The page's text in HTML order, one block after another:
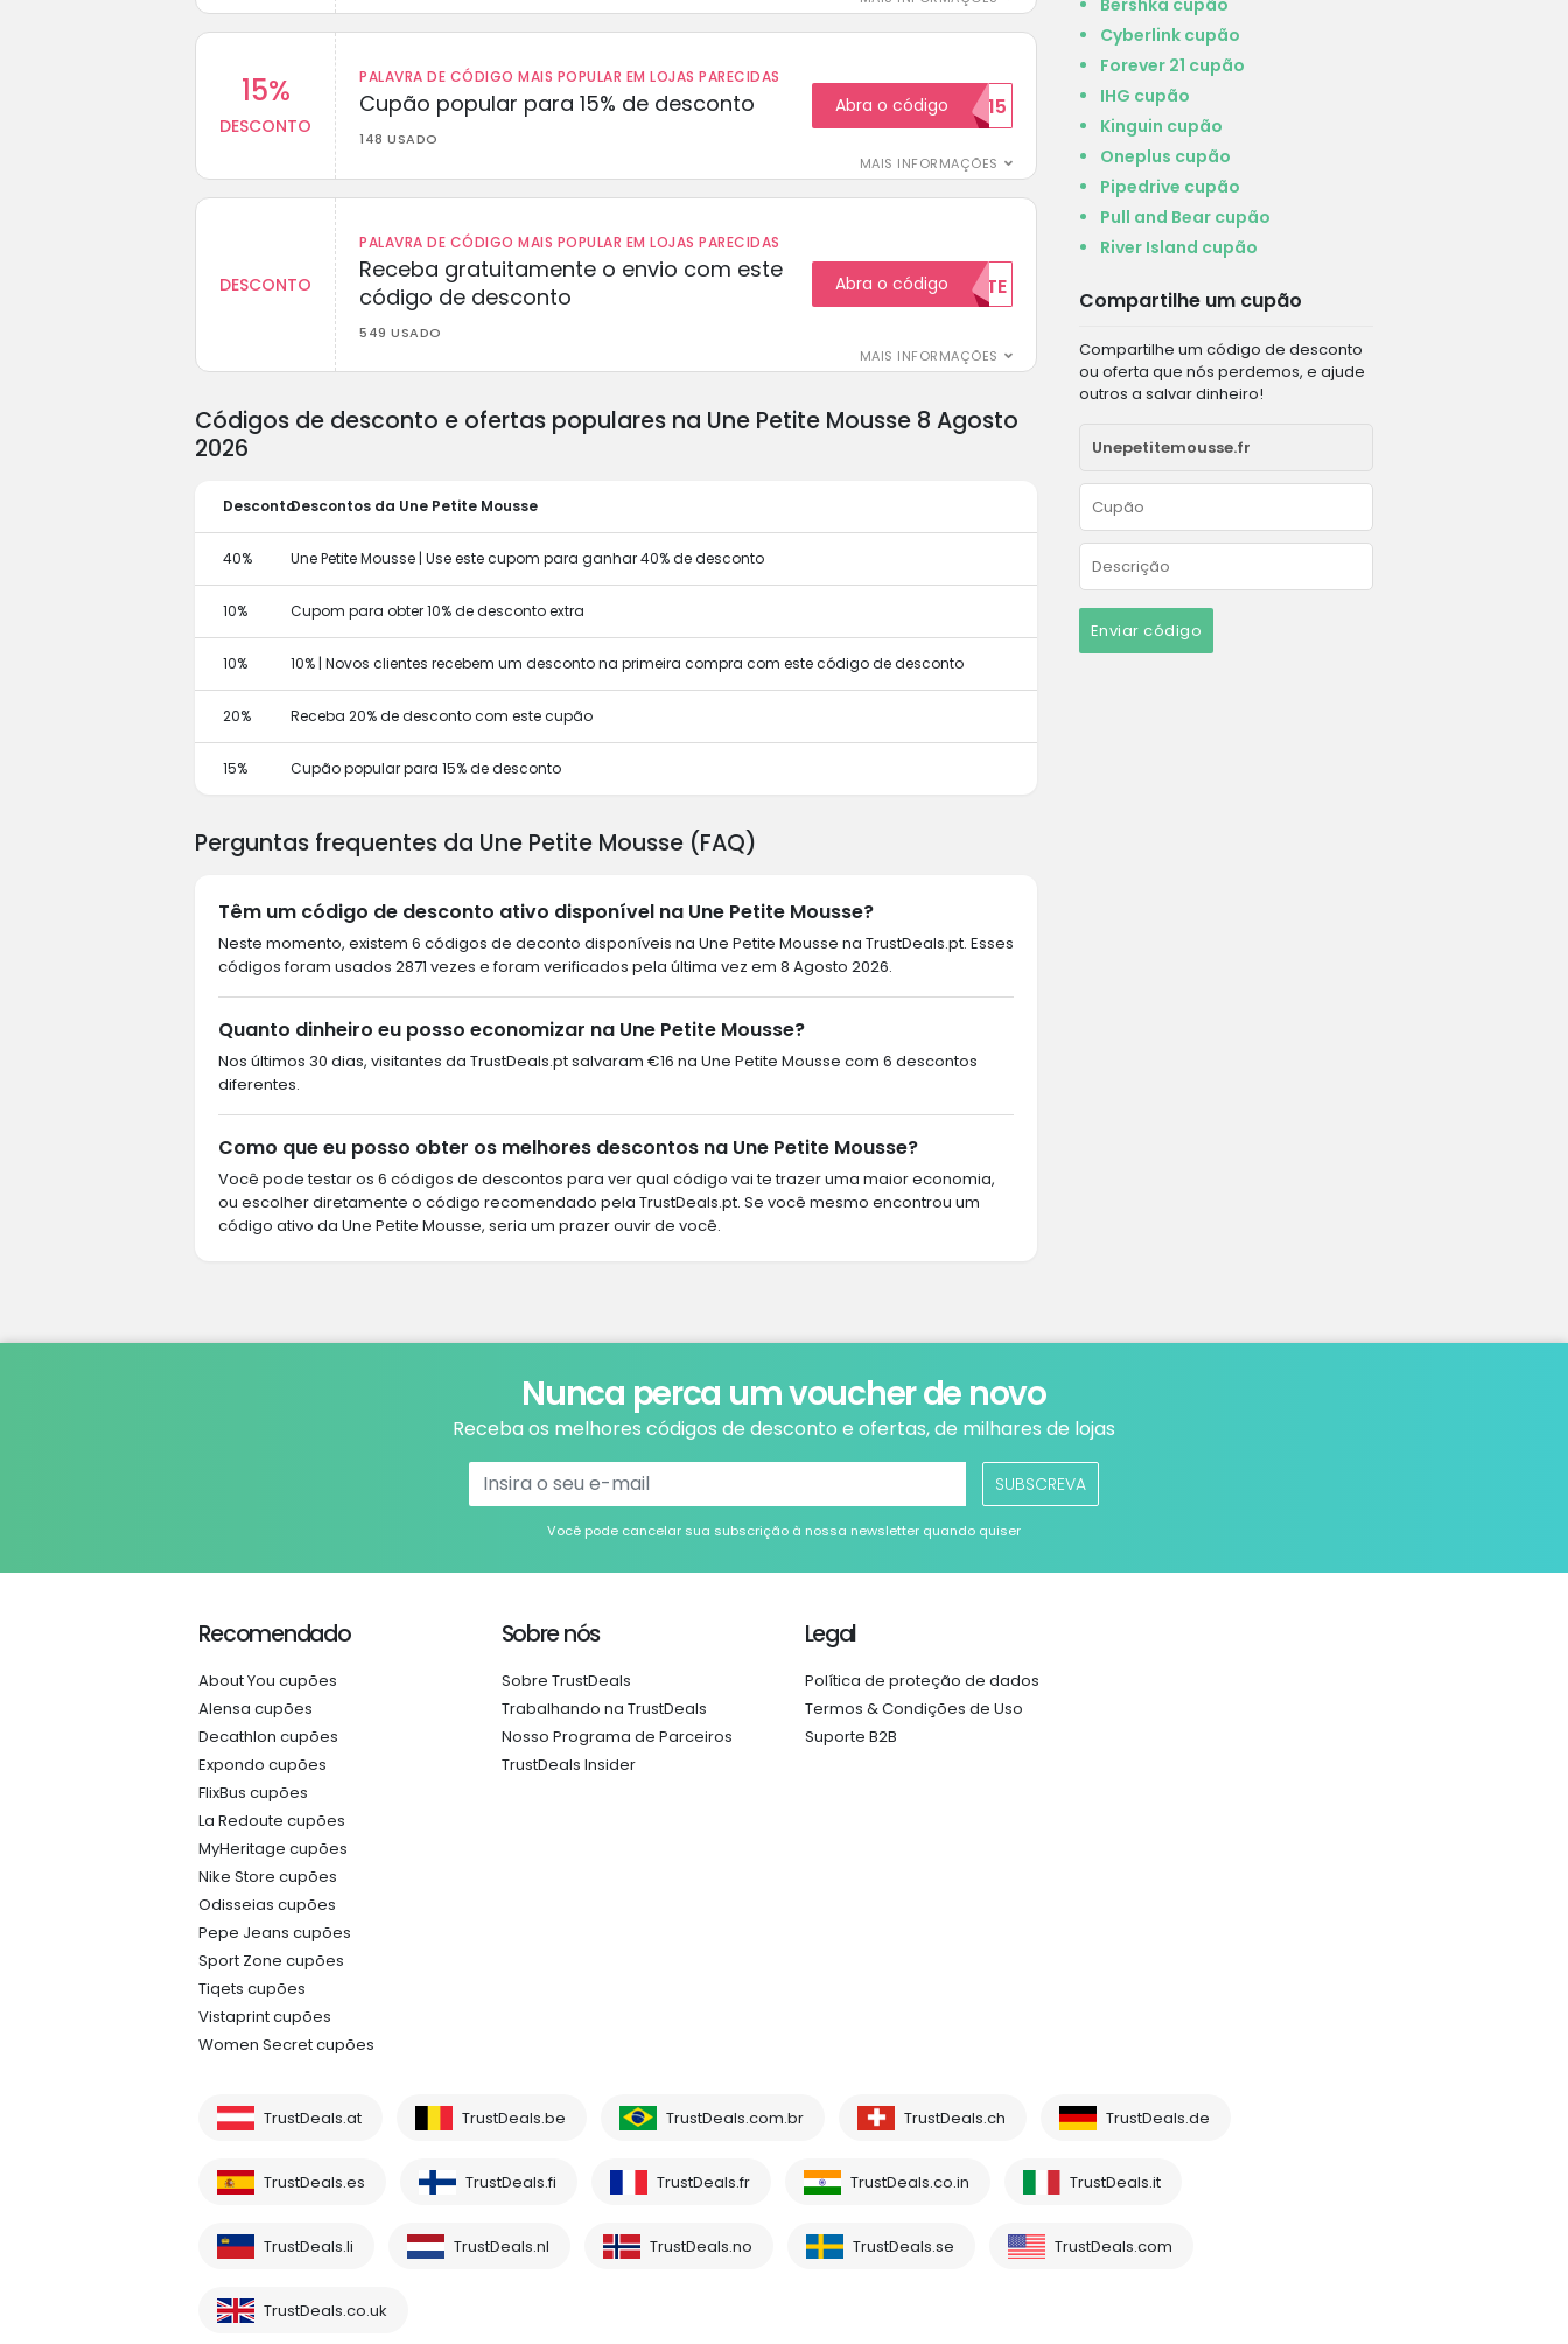
15%
DESCONTO
PALAVRA DE CÓDIGO MAIS POPULAR EM LOJAS PARECIDAS
Cupão popular para 15% de desconto
148 USADO
MAIS INFORMAÇÕES
Abra o códigoRECEBER15
DESCONTO
PALAVRA DE CÓDIGO MAIS POPULAR EM LOJAS PARECIDAS
Receba gratuitamente o envio com este
código de desconto
549 USADO
MAIS INFORMAÇÕES
Abra o código
GRATUITAMENTE
Cyberlink cupão
Forever 21 cupão
IHG cupão
Kinguin cupão
Oneplus cupão
Pipedrive cupão
Pull and Bear cupão
River Island cupão
Compartilhe um cupão
Compartilhe um código de desconto
ou oferta que nós perdemos, e ajude
outros a salvar dinheiro!
Enviar código
Códigos de desconto e ofertas populares na Une Petite Mousse 8 Agosto
2026
DescontoDescontos da Une Petite Mousse
40% Une Petite Mousse | Use este cupom para ganhar 40% de desconto
10% Cupom para obter 10% de desconto extra
10% 10% | Novos clientes recebem um desconto na primeira compra com este código de desconto
20% Receba 20% de desconto com este cupão
15% Cupão popular para 15% de desconto
Perguntas frequentes da Une Petite Mousse (FAQ)
Têm um código de desconto ativo disponível na Une Petite Mousse?
Neste momento, existem 6 códigos de deconto disponíveis na Une Petite Mousse na TrustDeals.pt. Esses
códigos foram usados 2871 vezes e foram verificados pela última vez em 8 Agosto 2026.
Quanto dinheiro eu posso economizar na Une Petite Mousse?
Nos últimos 30 dias, visitantes da TrustDeals.pt salvaram €16 na Une Petite Mousse com 6 descontos
diferentes.
Como que eu posso obter os melhores descontos na Une Petite Mousse?
Você pode testar os 6 códigos de descontos para ver qual código vai te trazer uma maior economia,
ou escolher diretamente o código recomendado pela TrustDeals.pt. Se você mesmo encontrou um
código ativo da Une Petite Mousse, seria um prazer ouvir de você.
Nunca perca um voucher de novo
Receba os melhores códigos de desconto e ofertas, de milhares de lojas
SUBSCREVA
Você pode cancelar sua subscrição à nossa newsletter quando quiser
Recomendado
About You cupões
Alensa cupões
Decathlon cupões
Expondo cupões
FlixBus cupões
La Redoute cupões
MyHeritage cupões
Nike Store cupões
Odisseias cupões
Pepe Jeans cupões
Sport Zone cupões
Tiqets cupões
Vistaprint cupões
Women Secret cupões
Sobre nós
Sobre TrustDeals
Trabalhando na TrustDeals
Nosso Programa de Parceiros
TrustDeals Insider
Legal
Política de proteção de dados
Termos & Condições de Uso
Suporte B2B
TrustDeals.at TrustDeals.be TrustDeals.com.br TrustDeals.ch TrustDeals.de
TrustDeals.es TrustDeals.fi TrustDeals.fr TrustDeals.co.in TrustDeals.it
TrustDeals.li TrustDeals.nl TrustDeals.no TrustDeals.se TrustDeals.com
TrustDeals.co.uk